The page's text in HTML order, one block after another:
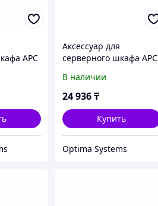
APC
Аксессуар для
серверного шкафа APC
мм ACDC2100
В наличии
24 936₸
Купить
Optima Systems